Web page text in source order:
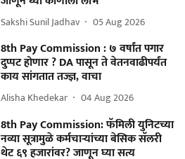
Sakshi Sunil Jadhav 05 Aug 2026
8th Pay Commission : ७ वर्षांत पगार
दुप्पट होणार ? DA पासून ते वेतनवाढीपर्यंत
काय सांगतात तज्ज्ञ, वाचा
Alisha Khedekar 04 Aug 2026
8th Pay Commission: फॅमिली युनिटच्या
नव्या सूत्रामुळे कर्मचाऱ्यांच्या बेसिक सॅलरी
थेट ६९ हजारांवर? जाणून घ्या सत्य